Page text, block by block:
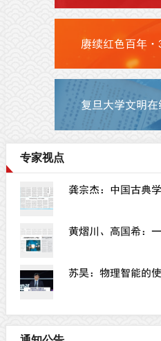
赓续红色百年
复旦大学文明在
专家视点
龚宗杰：中国古典
黄熠川、高国希：
苏昊：物理智能的